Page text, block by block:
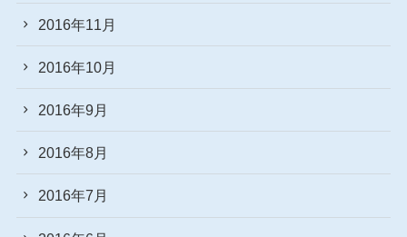
2016年11月
2016年10月
2016年9月
2016年8月
2016年7月